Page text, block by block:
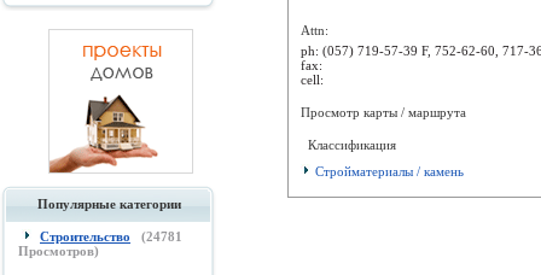
Популярные категории
Строительство (24781
Просмотров)
Attn:
ph: (057) 719-57-39 F, 752-62-60, 717-
fax:
cell:
Просмотр карты / маршрута
Классификация
Стройматериалы / камень